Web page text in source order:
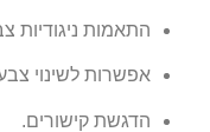
התאמות ניגודיות
אפשרות לשינוי
הדגשת קישורים.